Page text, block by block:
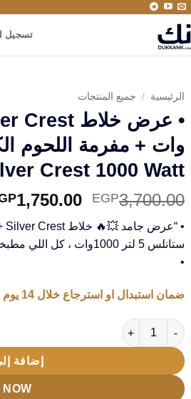
تسجيل
الرئيسية / جميع المنتجات
Crest 1000 Watt
EGP3,700.00
السعر
الأصلي
هو:
1,750.00
ستانلس 5 لتر 1000وات ، كل اللي مطبخك محتاجه في صفقة واحدة! 🥤🍖💪
•
ضمان استبدال او استرجاع خلال 14 يوم من استلام المنتج
كمية • عرض خلاط Silver Crest + مطحنة 4500 وات + مفرمة اللحوم الكهربائية ستانليس 5 لتر Silver Crest 1000 Watt
إضافة
NOW